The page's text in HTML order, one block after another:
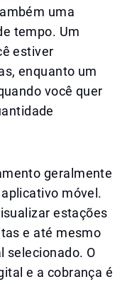
uma
tempo. Um
estiver
enquanto um
você quer
geralmente
móvel.
estações
e até mesmo
selecionado. O
e a cobrança é